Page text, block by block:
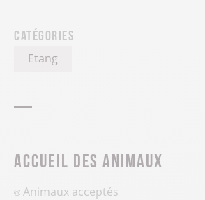
Catégories
Etang
Accueil des animaux
Animaux acceptés